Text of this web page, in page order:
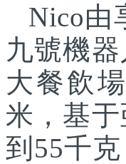
Nico由
九號機
大餐飲
米，基
到55千